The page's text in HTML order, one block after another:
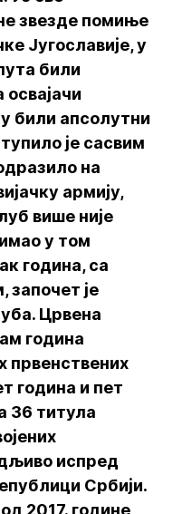
звезде помиње
Југославије, у
били
били апсолутни
је сасвим
на
армију,
више није
у том
година, са
је
Црвена
година
првенствених
година и пет
36 титула
испред
Србији.
2017. године